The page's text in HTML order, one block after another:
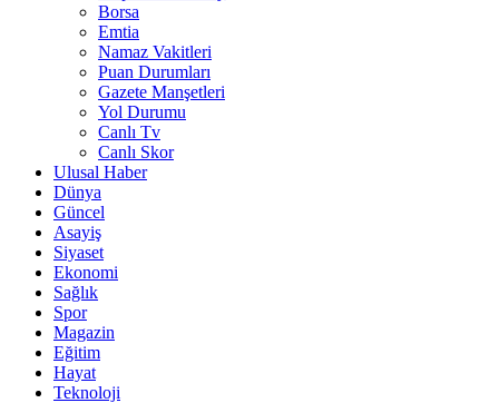
Borsa
Emtia
Namaz Vakitleri
Puan Durumları
Gazete Manşetleri
Yol Durumu
Canlı Tv
Canlı Skor
Ulusal Haber
Dünya
Güncel
Asayiş
Siyaset
Ekonomi
Sağlık
Spor
Magazin
Eğitim
Hayat
Teknoloji